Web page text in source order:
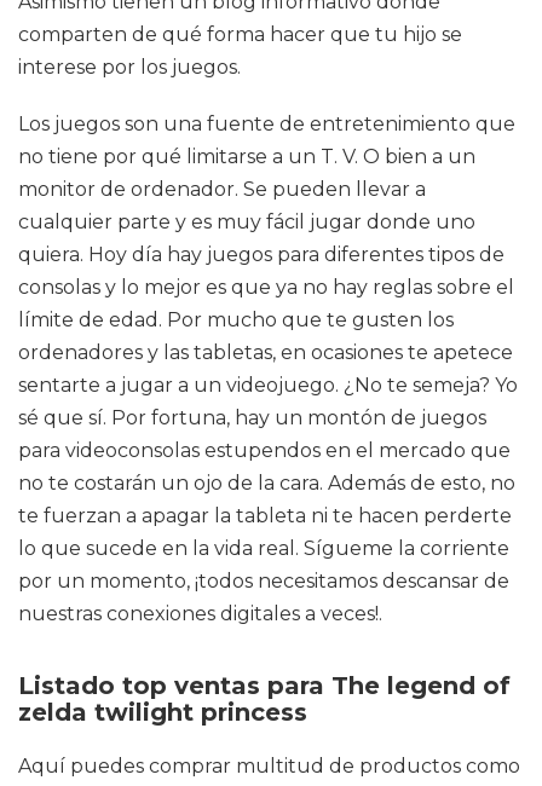
comparten de qué forma hacer que tu hijo se
interese por los juegos.
Los juegos son una fuente de entretenimiento que
no tiene por qué limitarse a un T. V. O bien a un
monitor de ordenador. Se pueden llevar a
cualquier parte y es muy fácil jugar donde uno
quiera. Hoy día hay juegos para diferentes tipos de
consolas y lo mejor es que ya no hay reglas sobre el
límite de edad. Por mucho que te gusten los
ordenadores y las tabletas, en ocasiones te apetece
sentarte a jugar a un videojuego. ¿No te semeja? Yo
sé que sí. Por fortuna, hay un montón de juegos
para videoconsolas estupendos en el mercado que
no te costarán un ojo de la cara. Además de esto, no
te fuerzan a apagar la tableta ni te hacen perderte
lo que sucede en la vida real. Sígueme la corriente
por un momento, ¡todos necesitamos descansar de
nuestras conexiones digitales a veces!.
Listado top ventas para The legend of
zelda twilight princess
Aquí puedes comprar multitud de productos como